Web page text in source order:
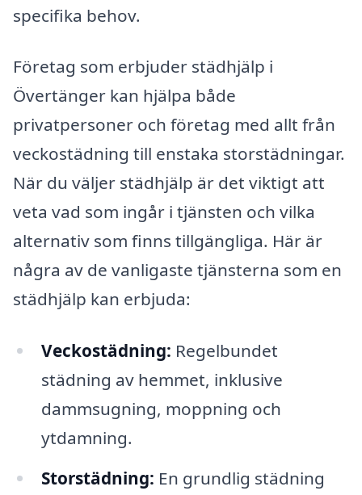
specifika behov.
Företag som erbjuder städhjälp i
Övertänger kan hjälpa både
privatpersoner och företag med allt från
veckostädning till enstaka storstädningar.
När du väljer städhjälp är det viktigt att
veta vad som ingår i tjänsten och vilka
alternativ som finns tillgängliga. Här är
några av de vanligaste tjänsterna som en
städhjälp kan erbjuda:
Veckostädning: Regelbundet
städning av hemmet, inklusive
dammsugning, moppning och
ytdamning.
Storstädning: En grundlig städning